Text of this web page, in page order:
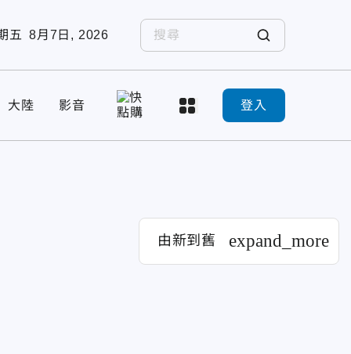
五 8月7日, 2026
大陸 影音 登入
由新到舊 expand_more